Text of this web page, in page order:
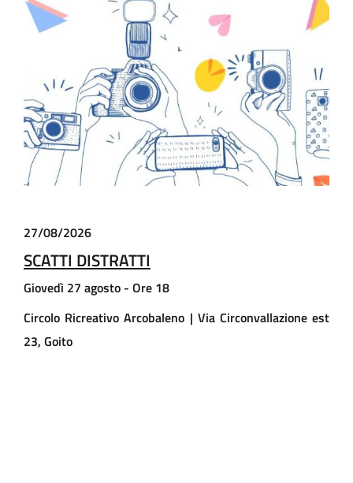
27/08/2026
SCATTI DISTRATTI
Giovedì 27 agosto - Ore 18
Circolo Ricreativo Arcobaleno | Via Circonvallazione est
23, Goito